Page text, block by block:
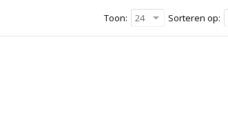
Sorteren op:
Toon: 24